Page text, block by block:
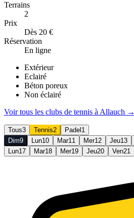
Terrains
2
Prix
Dès 20 €
Réservation
En ligne
Extérieur
Eclairé
Béton poreux
Non éclairé
Voir tous les clubs de tennis à Allauch →
Tous3 Tennis2 Padel 1
Dim9 Lun10 Mar11 Mer12 Jeu13
Lun17 Mar18 Mer19 Jeu20 Ven21